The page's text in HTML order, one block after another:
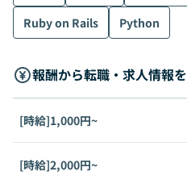
Ruby on Rails
Python
報酬から転職・求人情報
[時給]1,000円~
[時給]2,000円~